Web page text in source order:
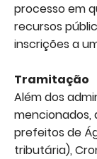
processo em
recursos
inscrições a
Tramitação
Além dos
mencionados,
prefeitos de
tributária),